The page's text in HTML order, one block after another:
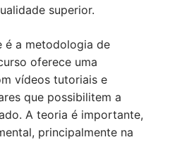
superior.
a metodologia de
oferece uma
vídeos tutoriais e
que possibilitem a
A teoria é importante,
principalmente na